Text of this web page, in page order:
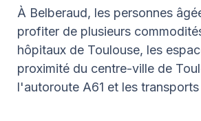
À Belberaud, les personnes
profiter de plusieurs
hôpitaux de Toulouse, les
proximité du centre-ville de
l'autoroute A61 et les